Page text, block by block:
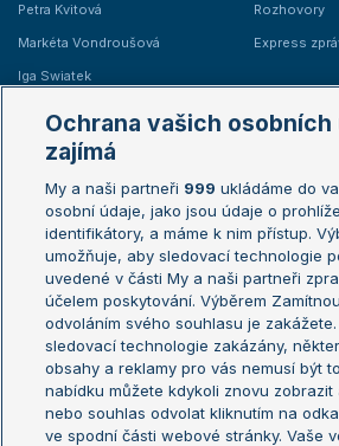
Petra Kvitová
Markéta Vondroušová
Iga Swiatek
Rozhovory
Express
Žebříčky
Žebříček ATP (muži)
Žebříček WTA (ženy)
Sázkařský žebříček
Australian
French Open
Wimbledon
US Open
Turnaj mistrů
Turnaj
Aktualní trendy
Fotbalové přestupy
Ochrana vašich osobních
zajímá
My a naši partneři 999 ukládáme do
osobní údaje, jako jsou údaje o
identifikátory, a máme k nim přístup.
umožňuje, aby sledovací technologie
uvedené v části My a naši partneři
účelem poskytování. Výběrem
odvoláním svého souhlasu je
sledovací technologie zakázány,
obsahy a reklamy pro vás nemusí být
nabídku můžete kdykoli znovu zobrazit
nebo souhlas odvolat kliknutím na
ve spodní části webové stránky. Vaše